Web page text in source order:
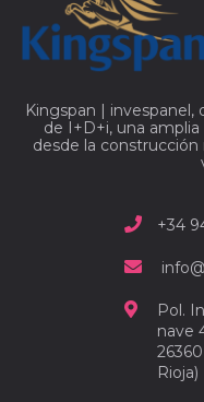
Kingspan | invespanel,
de I+D+i, una
desde la construcción
+34
Pol.
nave
Rioja)